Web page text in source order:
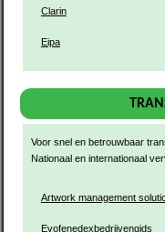
Clarin
Eipa
Voor snel en betrouwbaar
Nationaal en internationaal
Artwork management
Evofenedexbedrijvengids